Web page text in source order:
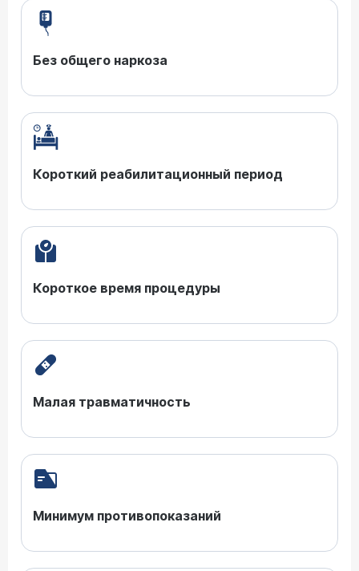
Без общего наркоза
Короткий реабилитационный период
Короткое время процедуры
Малая травматичность
Минимум противопоказаний